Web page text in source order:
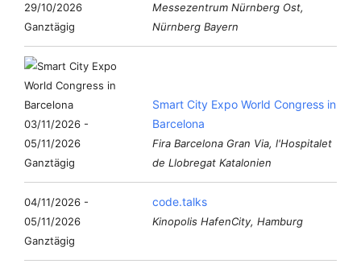
29/10/2026
Ganztägig
Messezentrum Nürnberg Ost,
Nürnberg Bayern
03/11/2026 -
05/11/2026
Ganztägig
Smart City Expo World Congress in
Barcelona
Fira Barcelona Gran Via, l'Hospitalet
de Llobregat Katalonien
04/11/2026 -
05/11/2026
Ganztägig
code.talks
Kinopolis HafenCity, Hamburg